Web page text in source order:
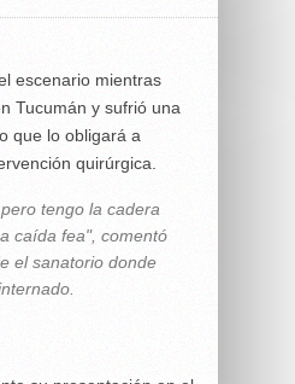
escenario mientras
Tucumán y sufrió una
que lo obligará a
quirúrgica.
tengo la cadera
caída fea", comentó
el sanatorio donde